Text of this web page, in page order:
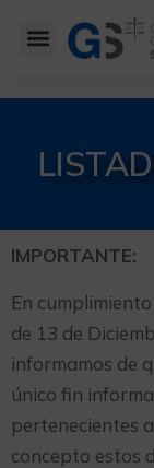
IMPORTANTE:
En
de 13 de
informamos de
único fin
pertenecientes
concepto estos